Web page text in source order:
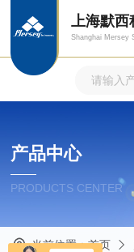
上海默西
Shanghai Mersey
产品中心
PRODUCTS CENTER
当前位置：首页